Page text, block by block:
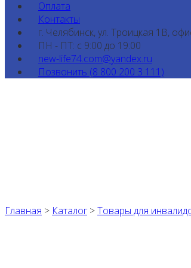
Оплата
Контакты
г. Челябинск, ул. Троицкая 1В,
ПН - ПТ: с 9:00 до 19:00
new-life74.com@yandex.ru
Позвонить (8 800 200 3 111)
Главная > Каталог >Товары для